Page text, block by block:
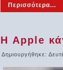
Περισσότερα...
Η Apple
Δημιουργήθηκε: